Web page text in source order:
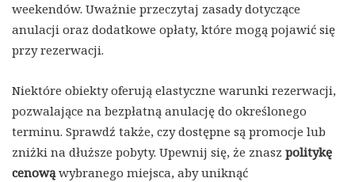
weekendów. Uważnie przeczytaj zasady dotyczące
anulacji oraz dodatkowe opłaty, które mogą pojawić się
przy rezerwacji.
Niektóre obiekty oferują elastyczne warunki rezerwacji,
pozwalające na bezpłatną anulację do określonego
terminu. Sprawdź także, czy dostępne są promocje lub
zniżki na dłuższe pobyty. Upewnij się, że znasz politykę
cenowąwybranego miejsca, aby uniknąć